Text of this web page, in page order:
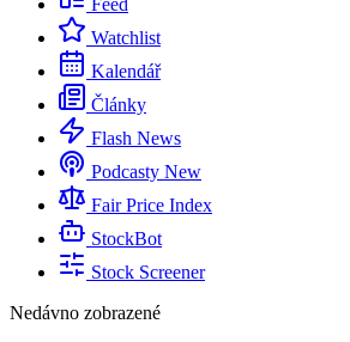
Feed
Watchlist
Kalendář
Články
Flash News
Podcasty New
Fair Price Index
StockBot
Stock Screener
Nedávno zobrazené